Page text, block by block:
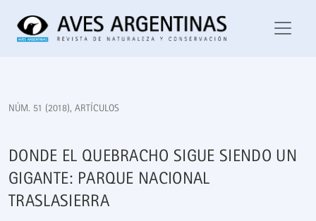
Donde el quebracho sigue siendo un gigante: Parque
NÚM. 51 (2018), ARTÍCULOS
DONDE EL QUEBRACHO SIGUE SIENDO UN
GIGANTE: PARQUE NACIONAL
TRASLASIERRA